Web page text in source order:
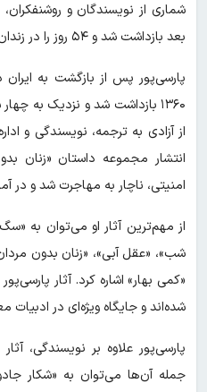
شماری از نویسندگان و
بعد بازداشت شد و ۵۴ روز را در زندان گذراند.
۱۳۶۰ بازداشت شد و نزدیک به
از آزادی به ترجمه، نویسندگی و
انتشار مجموعه داستان «زنان
امنیتی، ناچار به مهاجرت شد و در
از مهم‌ترین آثار او می‌توان به
شب»، «عقل آبی»، «زنان بدون
«کمی بهار» اشاره کرد. آثار
شده‌اند و جایگاه ویژه‌ای در ادبیات
پارسی‌پور علاوه بر نویسندگی،
جمله آن‌ها می‌توان به «شکار